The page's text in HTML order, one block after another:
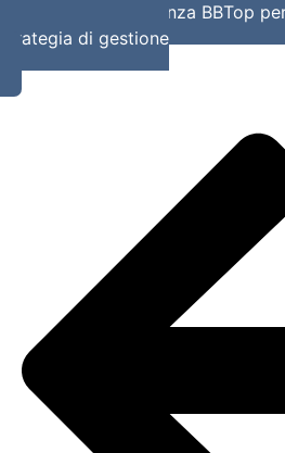
Richiedi una consulenza BBTop
strategia di gestione